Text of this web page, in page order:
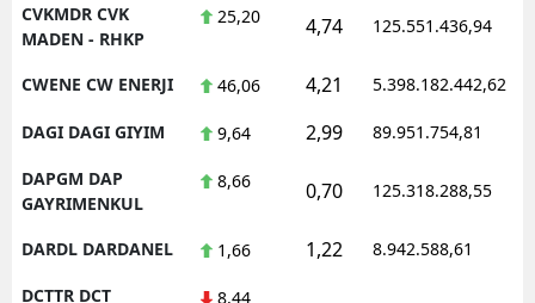
CVKMDR CVK
MADEN - RHKP
25,20 4,74 125.551.436,94
CWENE CW ENERJI 46,06 4,21 5.398.182.442,62
DAGI DAGI GIYIM 9,64 2,99 89.951.754,81
DAPGM DAP
GAYRIMENKUL
8,66 0,70 125.318.288,55
DARDL DARDANEL 1,66 1,22 8.942.588,61
DCTTR DCT
8,44